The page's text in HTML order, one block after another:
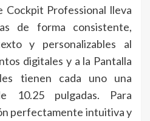
Professional lleva
de forma consistente,
y personalizables al
digitales y a la Pantalla
tienen cada uno una
10.25 pulgadas. Para
perfectamente intuitiva y